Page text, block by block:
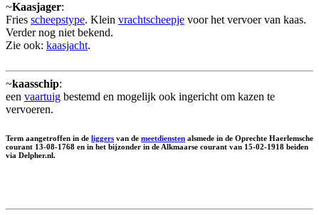
~Kaasjager:
Fries scheepstype. Klein vrachtscheepje voor het vervoer van kaas.
Verder nog niet bekend.
Zie ook: kaasjacht.
~kaasschip:
een vaartuig bestemd en mogelijk ook ingericht om kazen te
vervoeren.
Term aangetroffen in de liggers van de meetdiensten alsmede in de Oprechte Haerlemsche
courant 13-08-1768 en in het bijzonder in de Alkmaarse courant van 15-02-1918 beiden
via Delpher.nl.